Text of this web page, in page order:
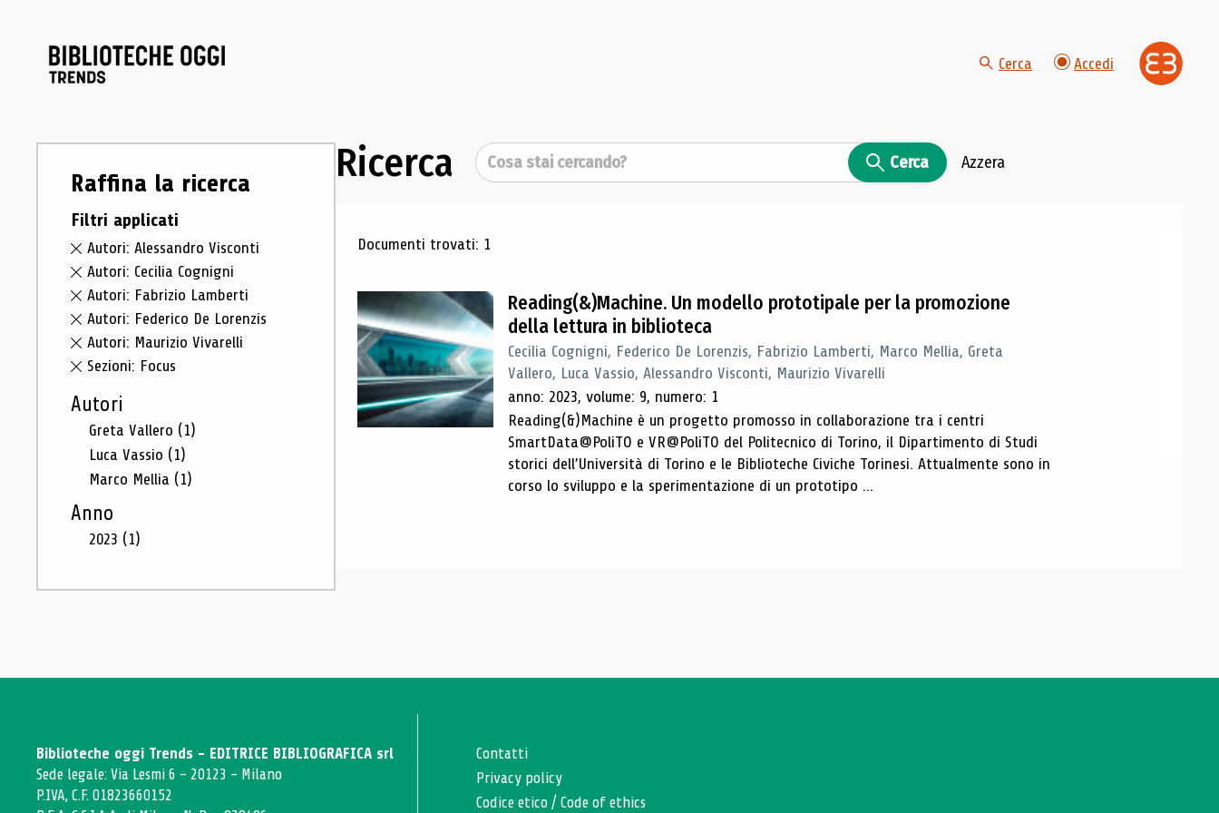
Cerca Accedi
Raffina la ricerca
Filtri applicati
Autori: Alessandro Visconti
Autori: Cecilia Cognigni
Autori: Fabrizio Lamberti
Autori: Federico De Lorenzis
Autori: Maurizio Vivarelli
Sezioni: Focus
Autori
Greta Vallero (1)
Luca Vassio (1)
Marco Mellia (1)
Anno
2023 (1)
Ricerca Cerca Cerca Azzera
Risultati di ricerca
Documenti trovati: 1
Reading(&)Machine. Un modello prototipale per la promozione
della lettura in biblioteca
Cecilia Cognigni, Federico De Lorenzis, Fabrizio Lamberti, Marco Mellia, Greta
Vallero, Luca Vassio, Alessandro Visconti, Maurizio Vivarelli
anno: 2023, volume: 9, numero: 1
Reading(&)Machine è un progetto promosso in collaborazione tra i centri
SmartData@PoliTO e VR@PoliTO del Politecnico di Torino, il Dipartimento di Studi
storici dell’Università di Torino e le Biblioteche Civiche Torinesi. Attualmente sono in
corso lo sviluppo e la sperimentazione di un prototipo ...
Biblioteche oggi Trends - EDITRICE BIBLIOGRAFICA srl
Sede legale: Via Lesmi 6 - 20123 - Milano
P.IVA, C.F. 01823660152
Contatti
Privacy policy
Codice etico /Code of ethics